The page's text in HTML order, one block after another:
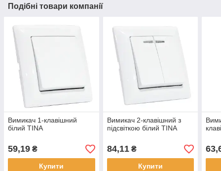
Подібні товари компанії
Вимикач 1-клавішний
білий TINA
59,19 ₴
Купити
Вимикач 2-клавішний з
підсвіткою білий TINA
84,11₴
Купити